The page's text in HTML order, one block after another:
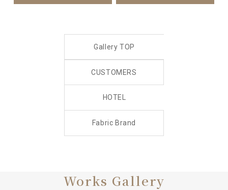
Gallery TOP
CUSTOMERS
HOTEL
Fabric Brand
Works Gallery